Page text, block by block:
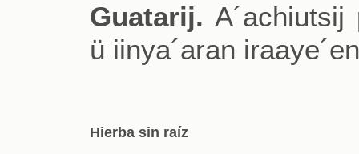
Guatarij.
ü iinya´aran
Hierba sin raíz